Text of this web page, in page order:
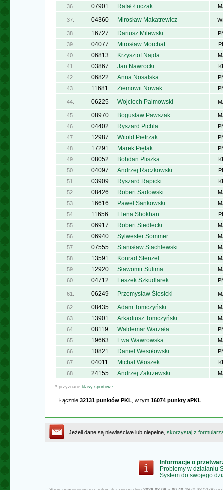
36.
07901 Rafał Łuczak
37. 04360 Mirosław Makatrewicz
38. 16727 Dariusz Milewski
39.
04077 Mirosław Morchat
40.
06813 Krzysztof Najda
41.
03867 Jan Nawrocki
42.
06822 Anna Nosalska
43.
11681 Ziemowit Nowak
44. 06225 Wojciech Palmowski
45. 08970 Bogusław Pawszak
46.
04402 Ryszard Pichla
47.
12987 Witold Pietrzak
48.
17291 Marek Piętak
49.
08052 Bohdan Pliszka
50.
04097 Andrzej Raczkowski
51.
03909 Ryszard Rapicki
52.
08426 Robert Sadowski
53.
16616 Paweł Sankowski
54.
11656 Elena Shokhan
55.
06917 Robert Siedlecki
56.
06940 Sylwester Sommer
57.
07555 Stanisław Stachlewski
58.
13591 Konrad Stenzel
59.
12920 Sławomir Sulima
60.
04712 Leszek Szkudlarek
61. 06249 Przemysław Ślesicki
62. 08435 Adam Tomczyński
63.
13901 Arkadiusz Tomczyński
64.
08119 Waldemar Warzała
65.
19663 Ewa Wawrowska
66.
10821 Daniel Wesołowski
67.
04011 Michał Włoszek
68.
24155 Andrzej Zakrzewski
* przyznane klasy sportowe
Łącznie 32131 punktów PKL , w tym 16074 punkty aPKL
Jeżeli dane są niewłaściwe lub niepełne, skorzystaj z
Informacje o
Problemy w działaniu
System do swojego